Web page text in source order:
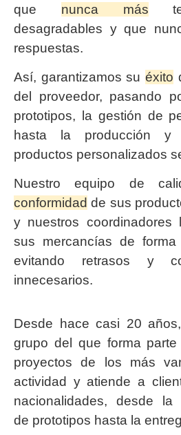
que nunca más
desagradables y que
respuestas.
Así, garantizamos su éxito
del proveedor, pasando
prototipos, la gestión de
hasta la producción
productos personalizados
Nuestro equipo de
conformidad de sus
y nuestros coordinadores
sus mercancías de
evitando retrasos y
innecesarios.
Desde hace casi 20
grupo del que forma
proyectos de los más
actividad y atiende a
nacionalidades, desde la
de prototipos hasta la